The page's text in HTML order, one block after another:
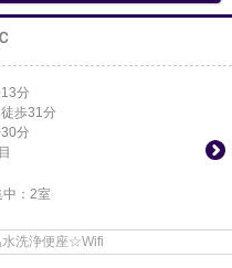
13分
徒歩31分
30分
： 2室
洗浄便座☆Wifi